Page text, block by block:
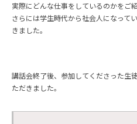
実際にどんな仕事をしているのかをご紹
さらには学生時代から社会人になって
きました。
講話会終了後、参加してくださった生
ただきました。